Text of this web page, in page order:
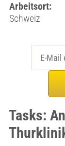
Arbeitsort:
Schweiz
Tasks: